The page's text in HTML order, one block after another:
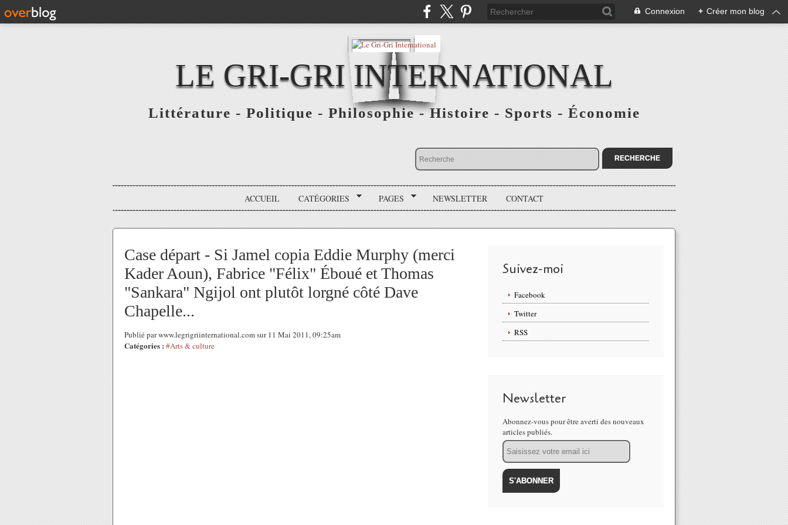
Connexion + Créer mon blog
LE GRI-GRI INTERNATIONAL
Littérature - Politique - Philosophie - Histoire - Sports - Économie
ACCUEIL CATÉGORIES PAGES NEWSLETTER CONTACT
Case départ - Si Jamel copia Eddie Murphy (merci
Kader Aoun), Fabrice "Félix" Éboué et Thomas
"Sankara" Ngijol ont plutôt lorgné côté Dave
Chapelle...
Publié par www.legrigriinternational.com sur 11 Mai 2011, 09:25am
Catégories : #Arts & culture
Suivez-moi
Facebook
Twitter
RSS
Newsletter
Abonnez-vous pour être averti des nouveaux
articles publiés.
Email